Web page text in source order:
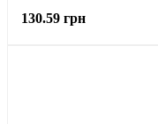
130.59 грн